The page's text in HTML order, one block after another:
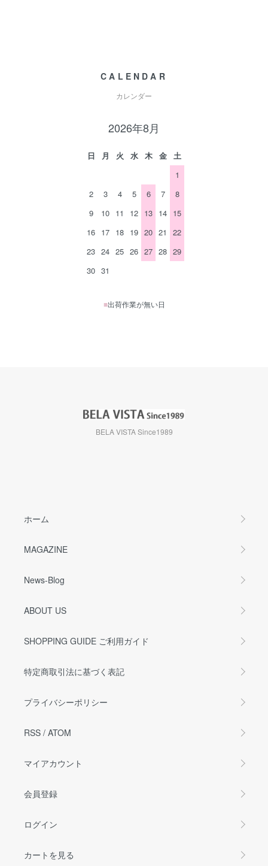
CALENDAR
カレンダー
2026年8月
日 月 火 水 木 金
土
1
2
3 4 5 6 7
8
9
10 11 12 13 14 15
16 17 18 19 20 21
22
23 24 25 26 27 28 29
30 31
■出荷作業が無い日
BELA VISTA Since1989
ホーム
MAGAZINE
News-Blog
ABOUT US
SHOPPING GUIDE ご利用ガイド
特定商取引法に基づく表記
プライバシーポリシー
RSS / ATOM
マイアカウント
会員登録
ログイン
カートを見る